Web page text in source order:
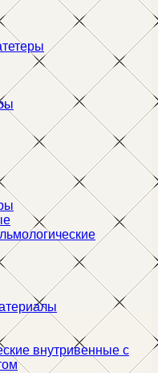
внутривенные с